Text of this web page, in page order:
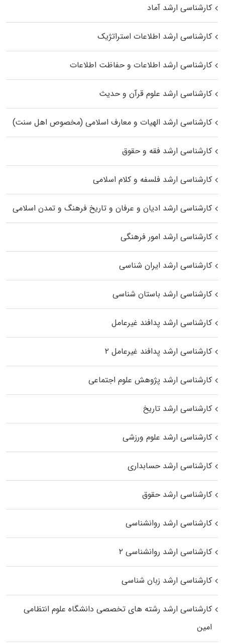
کارشناسی ارشد آماد
کارشناسی ارشد اطلاعات استراتژیک
کارشناسی ارشد اطلاعات و حفاظت اطلاعات
کارشناسی ارشد علوم قرآن و حدیث
کارشناسی ارشد الهیات و معارف اسلامی (مخصوص اهل سنت)
کارشناسی ارشد فقه و حقوق
کارشناسی ارشد فلسفه و کلام اسلامی
کارشناسی ارشد ادیان و عرفان و تاریخ فرهنگ و تمدن اسلامی
کارشناسی ارشد امور فرهنگی
کارشناسی ارشد ایران شناسی
کارشناسی ارشد باستان شناسی
کارشناسی ارشد پدافند غیرعامل
کارشناسی ارشد پدافند غیرعامل ۲
کارشناسی ارشد پژوهش علوم اجتماعی
کارشناسی ارشد تاریخ
کارشناسی ارشد علوم ورزشی
کارشناسی ارشد حسابداری
کارشناسی ارشد حقوق
کارشناسی ارشد روانشناسی
کارشناسی ارشد روانشناسی ۲
کارشناسی ارشد زبان شناسی
کارشناسی ارشد رﺷﺘﻪ ﻫﺎی تخصصی داﻧﺸﮕﺎه ﻋﻠﻮم انتظامی
اﻣﻴﻦ